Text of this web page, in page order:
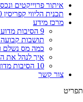
איתור פרוייקטים
תכנית הליווי קפריסין 360
מרכז מידע
9 הסיבות מדוע כדאי להשקיע בקפריסין
תושבות קבועה
כמה מס נשלם
איך לנהל את
10 הסיבות מדוע כדאי להשקיע בדירה חדשה בחו”ל בשלב הפריסייל
צור קשר
תפריט